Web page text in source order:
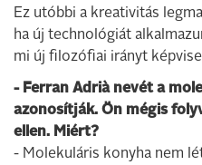
Ez utóbbi a kreativitás
ha új technológiát
mi új filozófiai irányt
- Ferran Adrià nevét a
azonosítják. Ön mégis
ellen. Miért?
- Molekuláris konyha nem